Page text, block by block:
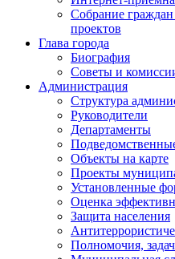
Собрание
проектов
Глава города
Биография
Советы и
Администрация
Структура
Руководители
Департаменты
Объекты на карте
Проекты
Установленные
Оценка
Защита населения
Полномочия,